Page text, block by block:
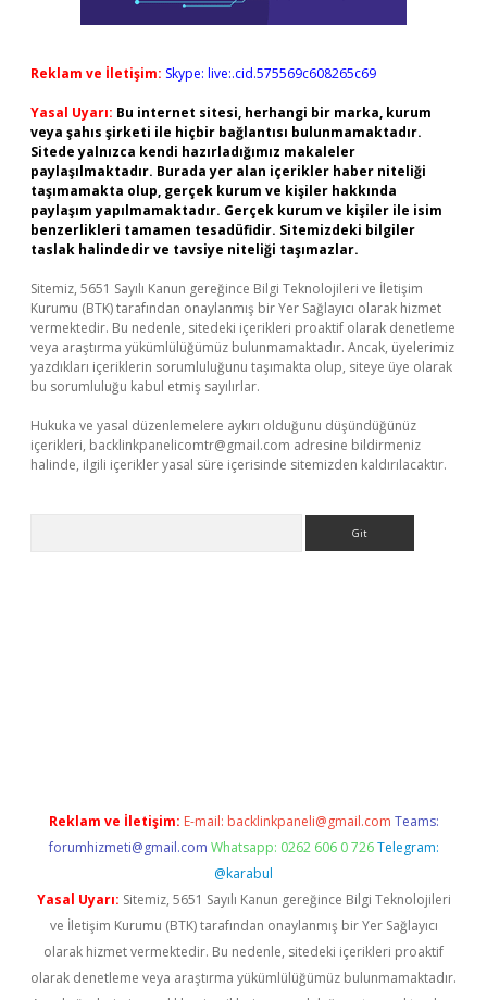
Reklam ve İletişim: Skype: live:.cid.575569c608265c69
Yasal Uyarı: Bu internet sitesi, herhangi bir marka, kurum
veya şahıs şirketi ile hiçbir bağlantısı bulunmamaktadır.
Sitede yalnızca kendi hazırladığımız makaleler
paylaşılmaktadır. Burada yer alan içerikler haber niteliği
taşımamakta olup, gerçek kurum ve kişiler hakkında
paylaşım yapılmamaktadır. Gerçek kurum ve kişiler ile isim
benzerlikleri tamamen tesadüfidir. Sitemizdeki bilgiler
taslak halindedir ve tavsiye niteliği taşımazlar.
Sitemiz, 5651 Sayılı Kanun gereğince Bilgi Teknolojileri ve İletişim
Kurumu (BTK) tarafından onaylanmış bir Yer Sağlayıcı olarak hizmet
vermektedir. Bu nedenle, sitedeki içerikleri proaktif olarak denetleme
veya araştırma yükümlülüğümüz bulunmamaktadır. Ancak, üyelerimiz
yazdıkları içeriklerin sorumluluğunu taşımakta olup, siteye üye olarak
bu sorumluluğu kabul etmiş sayılırlar.
Hukuka ve yasal düzenlemelere aykırı olduğunu düşündüğünüz
içerikleri, backlinkpanelicomtr@gmail.com adresine bildirmeniz
halinde, ilgili içerikler yasal süre içerisinde sitemizden kaldırılacaktır.
Reklam ve İletişim: E-mail: backlinkpaneli@gmail.com Teams:
forumhizmeti@gmail.com Whatsapp: 0262 606 0 726 Telegram:
@karabul
Yasal Uyarı: Sitemiz, 5651 Sayılı Kanun gereğince Bilgi Teknolojileri
ve İletişim Kurumu (BTK) tarafından onaylanmış bir Yer Sağlayıcı
olarak hizmet vermektedir. Bu nedenle, sitedeki içerikleri proaktif
olarak denetleme veya araştırma yükümlülüğümüz bulunmamaktadır.